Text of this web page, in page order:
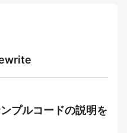
プルコードの説明を